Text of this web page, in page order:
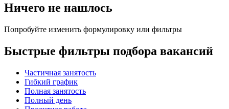
Ничего не нашлось
Попробуйте изменить формулировку или фильтры
Быстрые фильтры подбора вакансий
Частичная занятость
Гибкий график
Полная занятость
Полный день